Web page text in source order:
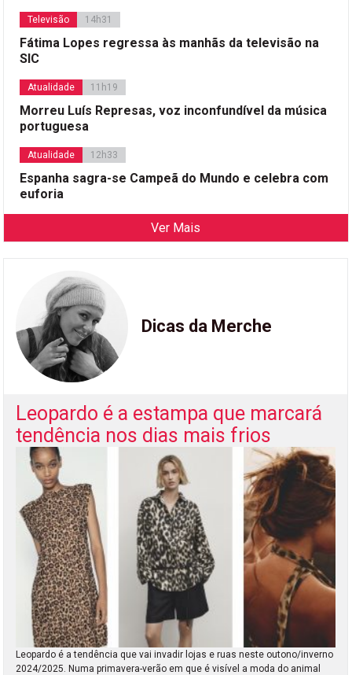
Televisão 14h31
Fátima Lopes regressa às manhãs da televisão na
SIC
Atualidade 11h19
Morreu Luís Represas, voz inconfundível da música
portuguesa
Atualidade 12h33
Espanha sagra-se Campeã do Mundo e celebra com
euforia
Ver Mais
Dicas da Merche
Leopardo é a estampa que marcará
tendência nos dias mais frios
Leopardo é a tendência que vai invadir lojas e ruas neste outono/inverno
2024/2025. Numa primavera-verão em que é visível a moda do animal